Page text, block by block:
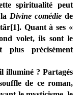
spiritualité peut
Divine comédie de
[1]. Quant à ses «
volet, ils sont le
plus précisément
? Partagés
de ce roman,